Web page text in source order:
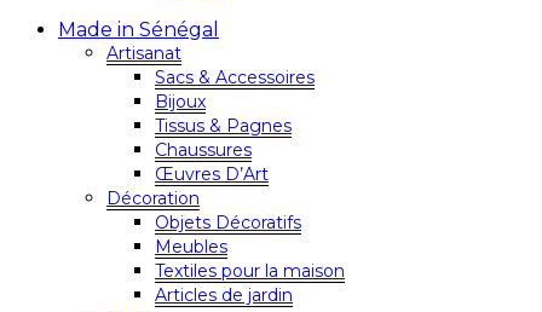
Made in Sénégal
Artisanat
Sacs & Accessoires
Bijoux
Tissus & Pagnes
Chaussures
Œuvres D’Art
Décoration
Objets Décoratifs
Meubles
Textiles pour la maison
Articles de jardin